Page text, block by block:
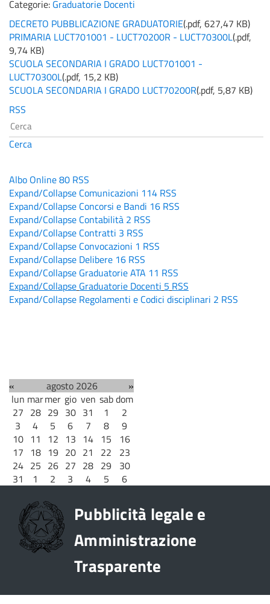
Categorie: Graduatorie Docenti
DECRETO PUBBLICAZIONE GRADUATORIE(.pdf, 627,47 KB)
PRIMARIA LUCT701001 - LUCT70200R - LUCT70300L(.pdf,
9,74 KB)
SCUOLA SECONDARIA I GRADO LUCT701001 -
LUCT70300L(.pdf, 15,2 KB)
SCUOLA SECONDARIA I GRADO LUCT70200R(.pdf, 5,87 KB)
RSS
Cerca
Albo Online80 RSS
Expand/Collapse Comunicazioni 114 RSS
Expand/Collapse Concorsi e Bandi 16 RSS
Expand/Collapse Contabilità 2 RSS
Expand/Collapse Contratti 3 RSS
Expand/Collapse Convocazioni 1 RSS
Expand/Collapse Delibere 16 RSS
Expand/Collapse Graduatorie ATA 11 RSS
Expand/Collapse Graduatorie Docenti 5 RSS
Expand/Collapse Regolamenti e Codici disciplinari 2 RSS
« agosto 2026
»
lun marmer gio ven sabdom
27 28 29 30 31 1
2
3
4 5 6 7 8
9
10 11 12 13 14 15
16
17 18 19 20 21 22
23
24 25 26 27 28 29 30
31
1 2 3 4 5 6
Pubblicità legale e
Amministrazione
Trasparente